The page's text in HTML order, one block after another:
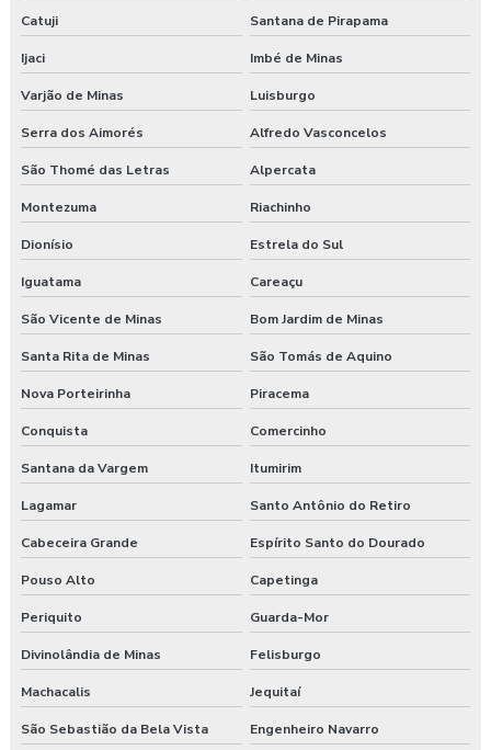
Catuji Santana de Pirapama
Ijaci Imbé de Minas
Varjão de Minas Luisburgo
Serra dos Aimorés Alfredo Vasconcelos
São Thomé das Letras Alpercata
Montezuma Riachinho
Dionísio Estrela do Sul
Iguatama Careaçu
São Vicente de Minas Bom Jardim de Minas
Santa Rita de Minas São Tomás de Aquino
Nova Porteirinha Piracema
Conquista Comercinho
Santana da Vargem Itumirim
Lagamar Santo Antônio do Retiro
Cabeceira Grande Espírito Santo do Dourado
Pouso Alto Capetinga
Periquito Guarda-Mor
Divinolândia de Minas Felisburgo
Machacalis Jequitaí
São Sebastião da Bela Vista Engenheiro Navarro